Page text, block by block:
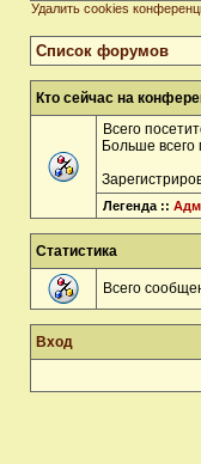
Удалить cookies
Список форумов
Кто сейчас на
Всего
Больше всего
Легенда ::
Статистика
Всего
Вход